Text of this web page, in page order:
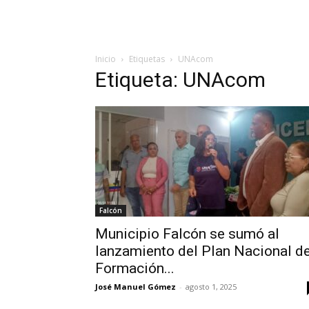
Inicio Etiquetas UNAcom
Etiqueta: UNAcom
Falcón
Municipio Falcón se sumó al
lanzamiento del Plan Nacional
Formación...
José Manuel Gómez - agosto 1, 2025